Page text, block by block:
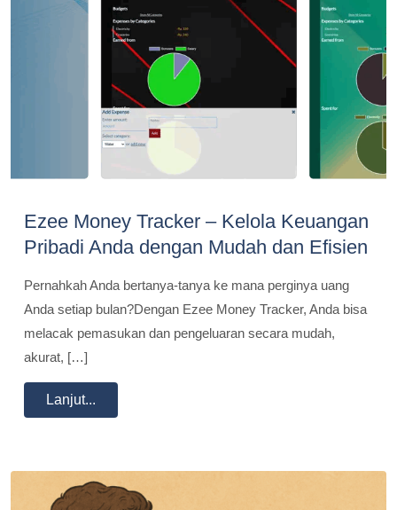
Ezee Money Tracker – Kelola Keuangan
Pribadi Anda dengan Mudah dan Efisien
Pernahkah Anda bertanya-tanya ke mana perginya uang
Anda setiap bulan?Dengan Ezee Money Tracker, Anda bisa
melacak pemasukan dan pengeluaran secara mudah,
akurat, […]
Lanjut...